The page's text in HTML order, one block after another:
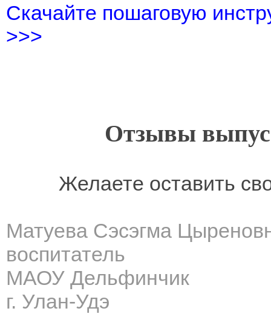
Скачайте пошаговую
>>>
Отзывы
Желаете оставить
Матуева Сэсэгма
воспитатель
МАОУ Дельфинчик
г. Улан-Удэ